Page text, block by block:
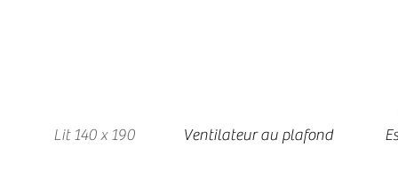
Lit 140 x 190 Ventilateur au plafond